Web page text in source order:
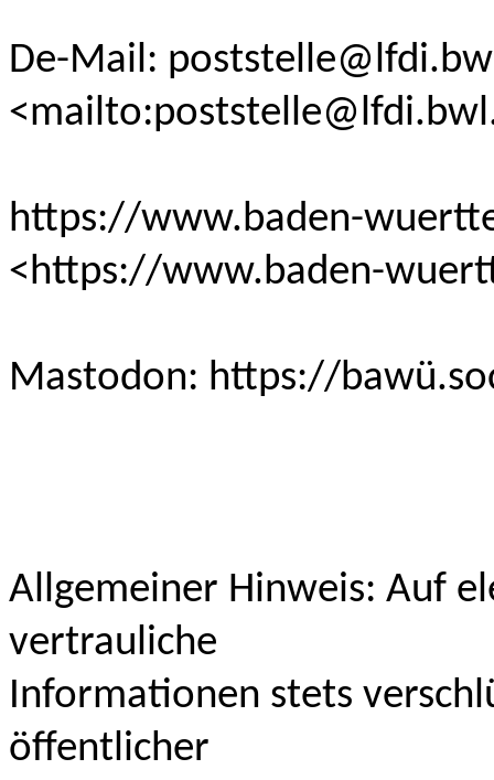
De-Mail:
‍https://www.baden-
<https://www.baden-
Mastodon: https://
Allgemeiner Hinweis: Auf
vertrauliche
Informationen stets
öffentlicher